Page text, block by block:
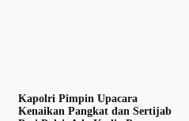
Kapolri Pimpin Upacara
Kenaikan Pangkat dan Sertijab